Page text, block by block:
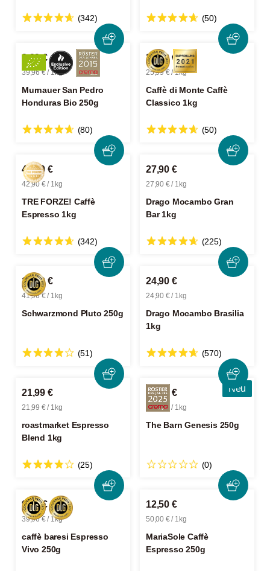
(342) (50)
9,99 €
39,96 € / 1kg
Murnauer San Pedro
Honduras Bio 250g
(80)
25,99 €
25,99 € / 1kg
Caffè di Monte Caffè
Classico 1kg
(50)
42,90 €
42,90 € / 1kg
TRE FORZE! Caffè
Espresso 1kg
(342)
27,90 €
27,90 € / 1kg
Drago Mocambo Gran
Bar 1kg
(225)
10,49 €
41,96 € / 1kg
Schwarzmond Pluto 250g
(51)
24,90 €
24,90 € / 1kg
Drago Mocambo Brasilia
1kg
(570)
21,99 €
21,99 € / 1kg
roastmarket Espresso
Blend 1kg
(25)
Neu
14,99 €
59,96 € / 1kg
The Barn Genesis 250g
(0)
9,99 €
39,96 € / 1kg
caffè baresi Espresso
Vivo 250g
12,50 €
50,00 € / 1kg
MariaSole Caffè
Espresso 250g